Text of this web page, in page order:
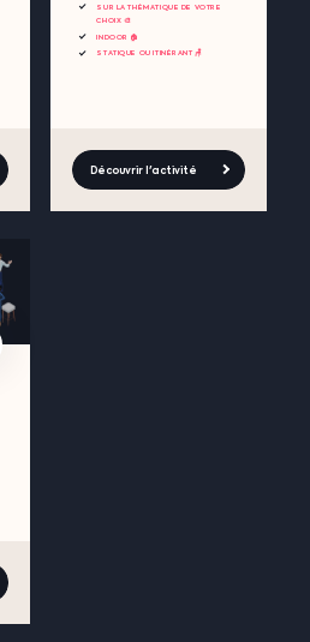
SUR LA THÉMATIQUE DE VOTRE
CHOIX 🎨
INDOOR 🏠
STATIQUE OU ITINÉRANT 🪑
Découvrir l'activité